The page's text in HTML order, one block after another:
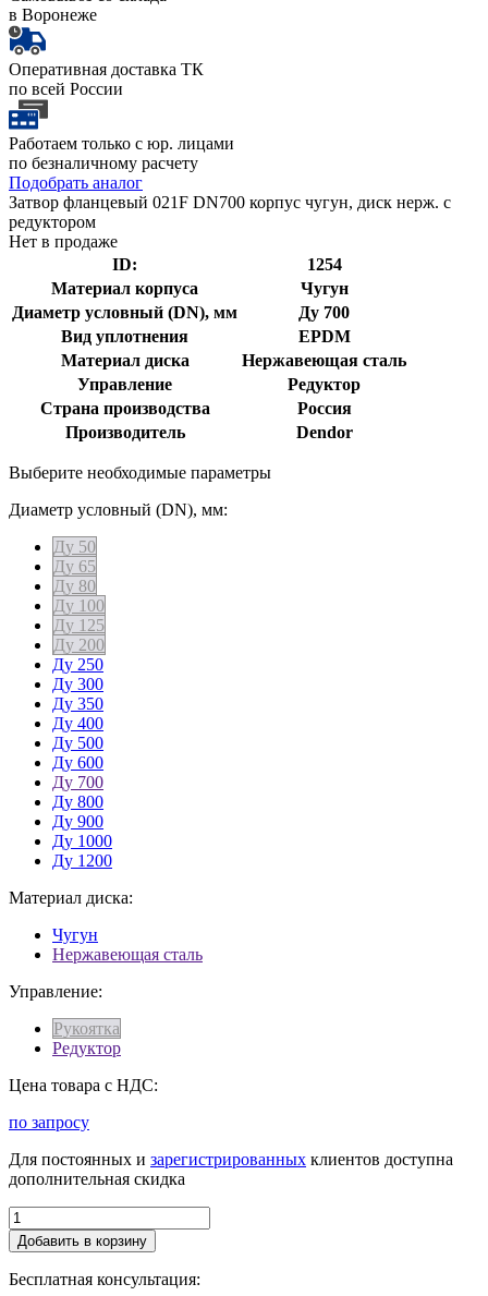
в Воронеже
Оперативная доставка ТК
по всей России
Работаем только с юр. лицами
по безналичному расчету
Подобрать аналог
Затвор фланцевый 021F DN700 корпус чугун, диск нерж. с
редуктором
Нет в продаже
ID:
1254
Материал корпуса
Чугун
Диаметр условный (DN), мм
Ду 700
Вид уплотнения
EPDM
Материал диска
Нержавеющая сталь
Управление
Редуктор
Страна производства
Россия
Производитель
Dendor
Выберите необходимые параметры
Диаметр условный (DN), мм:
Ду 50
Ду 65
Ду 80
Ду 100
Ду 125
Ду 200
Ду 250
Ду 300
Ду 350
Ду 400
Ду 500
Ду 600
Ду 700
Ду 800
Ду 900
Ду 1000
Ду 1200
Материал диска:
Чугун
Нержавеющая сталь
Управление:
Рукоятка
Редуктор
Цена товара с НДС:
по запросу
Для постоянных и зарегистрированных клиентов доступна
дополнительная скидка
Добавить в корзину
Бесплатная консультация: